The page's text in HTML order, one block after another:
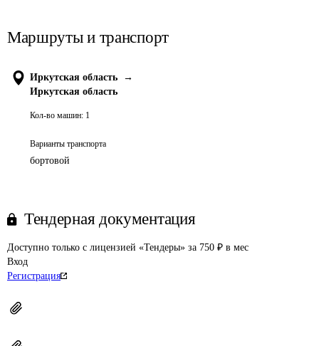
Маршруты и транспорт
Иркутская область
→
Иркутская область
Кол-во машин: 1
Варианты транспорта
бортовой
Тендерная документация
Доступно только с лицензией «Тендеры» за 750 ₽ в мес
Вход
Регистрация